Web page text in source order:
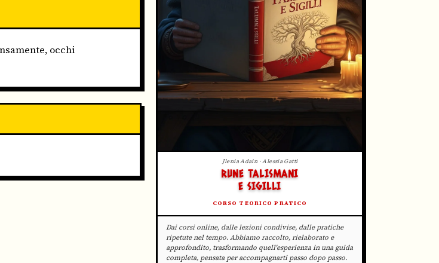
occhi
Jlenia Adain · Alessia Gatti
RUNE TALISMANI
E SIGILLI
CORSO TEORICO PRATICO
Dai corsi online, dalle lezioni condivise, dalle pratiche
ripetute nel tempo. Abbiamo raccolto, rielaborato e
approfondito, trasformando quell'esperienza in una guida
completa, pensata per accompagnarti passo dopo passo.